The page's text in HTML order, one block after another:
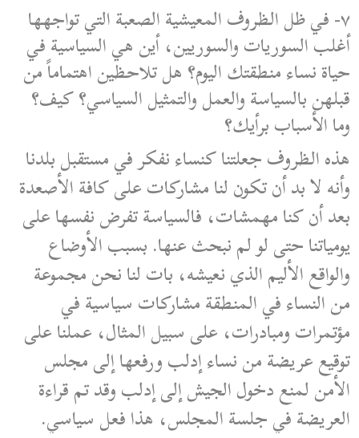
٧- في ظل الظروف المعيشية الصعبة التي تواجهها
أغلب السوريات والسوريين، أين هي السياسية في
حياة نساء منطقتك اليوم؟ هل تلاحظين اهتماماً من
قبلهن بالسياسة والعمل والتمثيل السياسي؟ كيف؟
وما الأسباب برأيك؟
هذه الظروف جعلتنا كنساء نفكر في مستقبل بلدنا
وأنه لا بد أن تكون لنا مشاركات على كافة الأصعدة
بعد أن كنا مهمشات، فالسياسة تفرض نفسها على
يومياتنا حتى لو لم نبحث عنها. بسبب الأوضاع
والواقع الأليم الذي نعيشه، بات لنا نحن مجموعة
من النساء في المنطقة مشاركات سياسية في
مؤتمرات ومبادرات، على سبيل المثال، عملنا على
توقيع عريضة من نساء إدلب ورفعها إلى مجلس
الأمن لمنع دخول الجيش إلى إدلب وقد تم قراءة
العريضة في جلسة المجلس، هذا فعل سياسي.